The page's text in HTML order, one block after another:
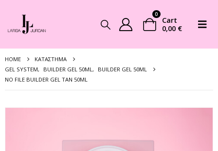
0
Cart
0,00 €
HOME
ΚΑΤΆΣΤΗΜΑ
GEL SYSTEM, BUILDER GEL 50ML,
BUILDER GEL 50ML
NO FILE BUILDER GEL TAN 50ML